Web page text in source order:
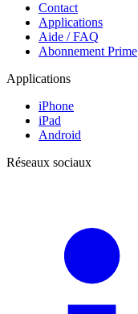
Contact
Applications
Aide / FAQ
Abonnement Prime
Applications
iPhone
iPad
Android
Réseaux sociaux